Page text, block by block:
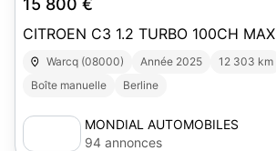
15 800 €
CITROEN C3 1.2 TURBO 100CH MAX
Warcq (08000) Année 2025 12 303 km
Boîte manuelle
Berline
MONDIAL AUTOMOBILES
94 annonces